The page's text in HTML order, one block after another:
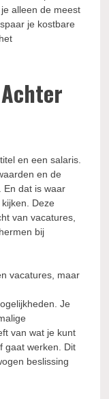
alleen de meest
je kostbare
en een salaris.
en de
En dat is waar
Deze
van vacatures,
bij
vacatures, maar
Je
van wat je kunt
gaat werken. Dit
beslissing